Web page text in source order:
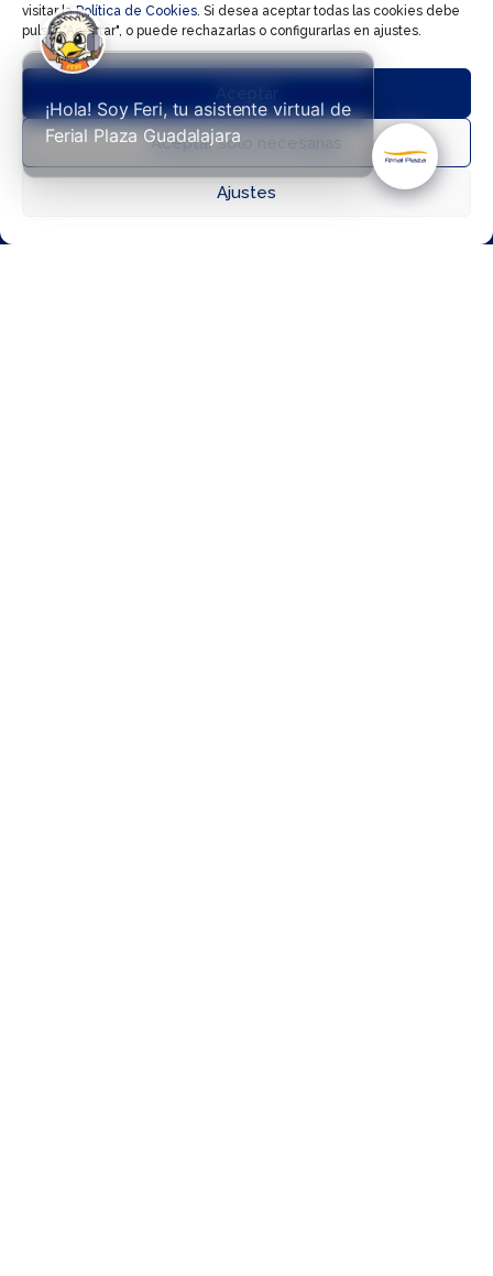
visitar laPolítica de Cookies. Si desea aceptar todas las cookies debe
pulsar "Aceptar", o puede rechazarlas o configurarlas en ajustes.
Aceptar solo necesarias
Ajustes
 
Cómo llegar

con
cosméticos
y
todo
tipo
de
cuidados
¡Hola! Soy Feri, tu asistente virtual de
Ferial Plaza Guadalajara